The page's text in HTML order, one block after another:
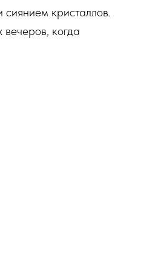
кристаллов.
когда